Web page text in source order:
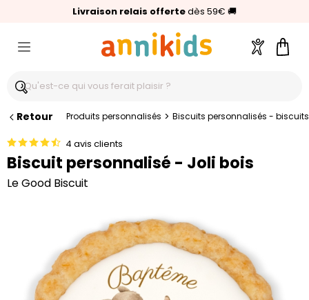
Livraison relais offertedès 59€ 🚚
🥇Palmarès Capital 2025 :Annikids N°1
⭐⭐⭐⭐⭐4,6/5(24 000 avis clients)
Compte
Retour Produits personnalisés > Biscuits personnalisés - biscuits
4 avis clients
Biscuit personnalisé - Joli bois
Le Good Biscuit